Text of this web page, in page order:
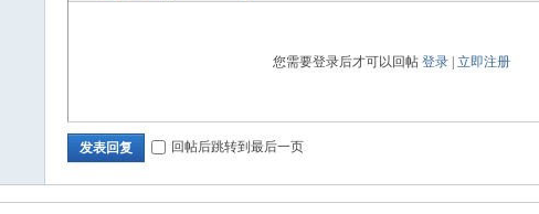
您需要登录后才可以回帖 登录 立即注册
发表回复 回帖后跳转到最后一页